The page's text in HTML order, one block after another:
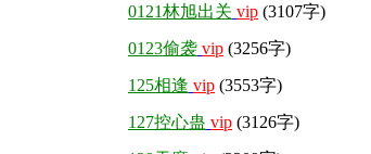
0121林旭出关 vip (3107字)
0123偷袭 vip (3256字)
125相逢 vip (3553字)
127控心蛊 vip (3126字)